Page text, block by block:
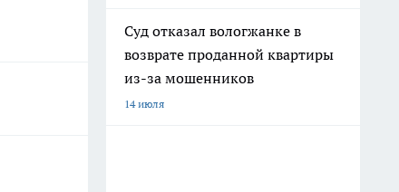
Суд отказал вологжанке в
возврате проданной квартиры
из-за мошенников
14 июля